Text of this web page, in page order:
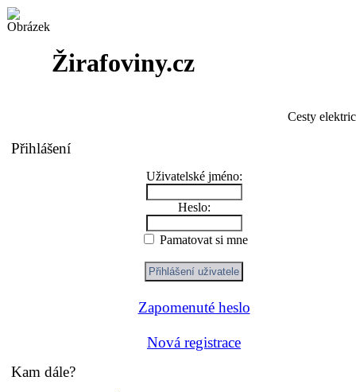
Žirafoviny.cz
Cesty
Přihlášení
Uživatelské jméno:
Heslo:
Pamatovat si mne
Zapomenuté heslo
Nová registrace
Kam dále?